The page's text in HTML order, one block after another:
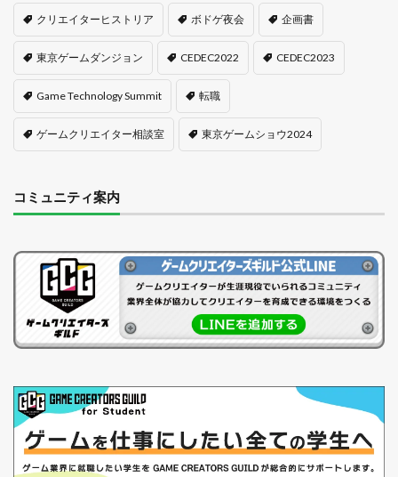
クリエイターヒストリア ボドゲ夜会 企画書
東京ゲームダンジョン CEDEC2022 CEDEC2023
Game Technology Summit 転職
ゲームクリエイター相談室 東京ゲームショウ2024
コミュニティ案内